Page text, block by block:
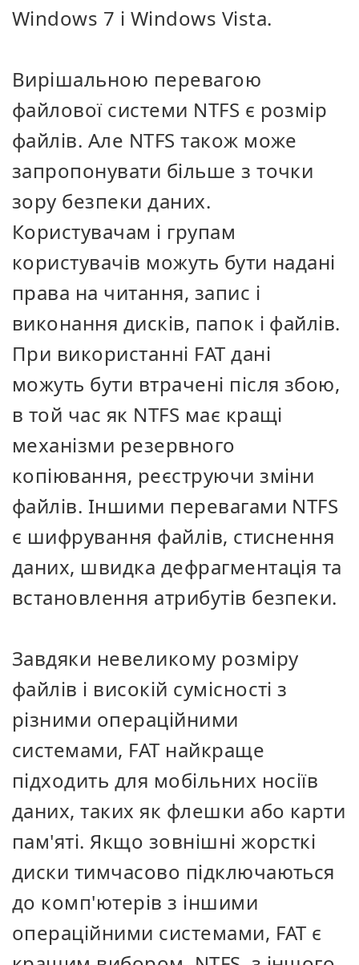
Windows 7 і Windows Vista.
Вирішальною перевагою
файлової системи NTFS є розмір
файлів. Але NTFS також може
запропонувати більше з точки
зору безпеки даних.
Користувачам і групам
користувачів можуть бути надані
права на читання, запис і
виконання дисків, папок і файлів.
При використанні FAT дані
можуть бути втрачені після збою,
в той час як NTFS має кращі
механізми резервного
копіювання, реєструючи зміни
файлів. Іншими перевагами NTFS
є шифрування файлів, стиснення
даних, швидка дефрагментація та
встановлення атрибутів безпеки.
Завдяки невеликому розміру
файлів і високій сумісності з
різними операційними
системами, FAT найкраще
підходить для мобільних носіїв
даних, таких як флешки або карти
пам'яті. Якщо зовнішні жорсткі
диски тимчасово підключаються
до комп'ютерів з іншими
операційними системами, FAT є